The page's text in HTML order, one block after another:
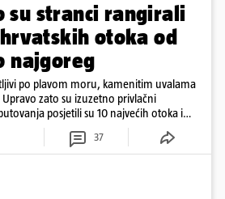
su stranci rangirali
otoka od
najgoreg
po plavom moru, kamenitim uvalama
zato su izuzetno privlačni
posjetili su 10 najvećih otoka i
37